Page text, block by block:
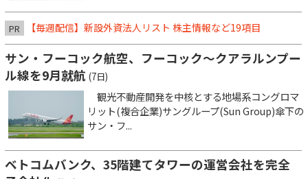
PR 【毎週配信】新設外資法人リスト 株主情報など19項目
サン・フーコック航空、フーコック～クアラルンプー
ル線を9月就航 (7日)
観光不動産開発を中核とする地場系コングロマ
リット(複合企業)サングループ(Sun Group)傘下の
サン・フ...
ベトコムバンク、35階建てタワーの運営会社を完全